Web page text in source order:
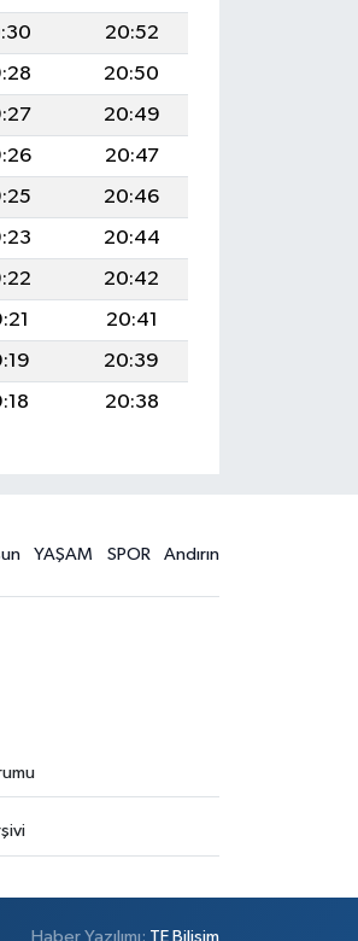
20:52
20:50
20:49
20:47
20:46
20:44
20:42
20:41
20:39
20:38
YAŞAM SPOR Andırın
Haber Yazılımı: TE Bilişim